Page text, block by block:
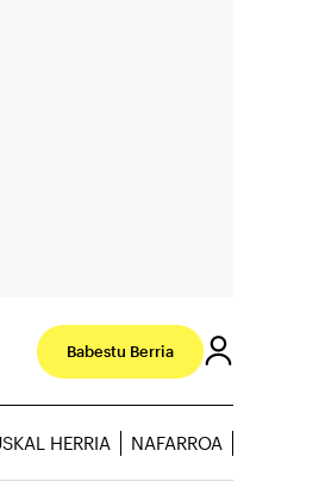
Babestu Berria
HERRIA NAFARROA